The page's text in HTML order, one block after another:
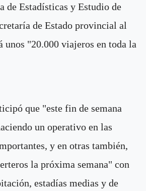
de Estadísticas y Estudio de
de Estado provincial al
unos "20.000 viajeros en toda la
que "este fin de semana
un operativo en las
y en otras también,
la próxima semana" con
estadías medias y de